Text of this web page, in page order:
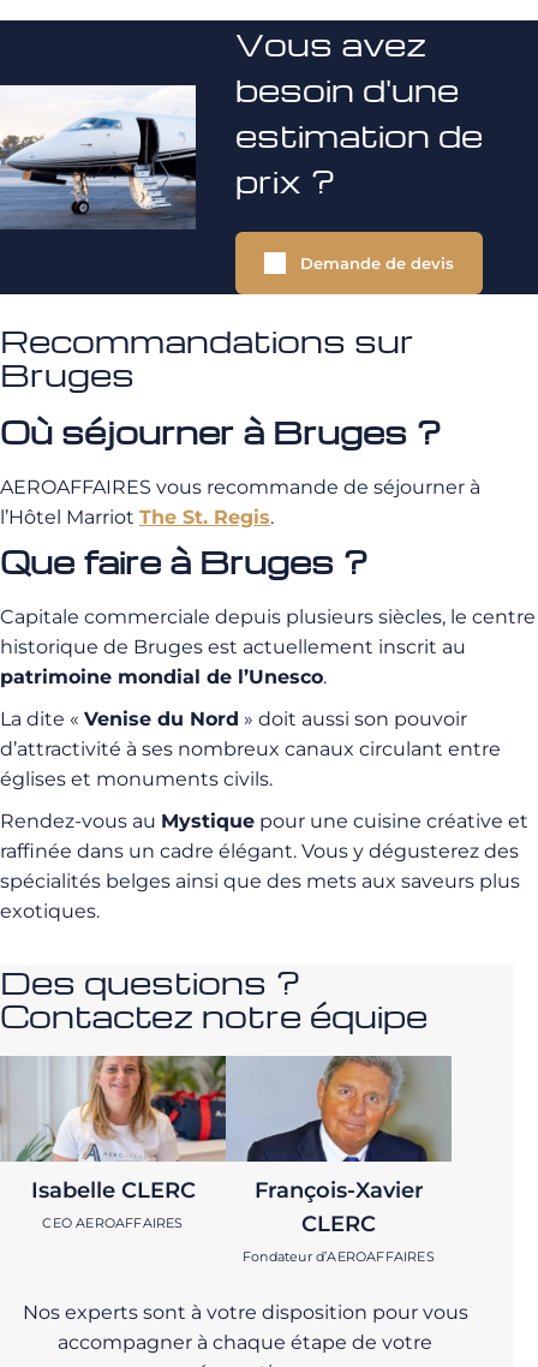
Vous avez
besoin d'une
estimation de
prix ?
Demande de devis
Recommandations sur
Bruges
Où séjourner à Bruges ?
AEROAFFAIRES vous recommande de séjourner à
l’Hôtel Marriot The St. Regis.
Que faire à Bruges ?
Capitale commerciale depuis plusieurs siècles, le centre
historique de Bruges est actuellement inscrit au
patrimoine mondial de l’Unesco.
La dite « Venise du Nord » doit aussi son pouvoir
d’attractivité à ses nombreux canaux circulant entre
églises et monuments civils.
Rendez-vous au Mystique pour une cuisine créative et
raffinée dans un cadre élégant. Vous y dégusterez des
spécialités belges ainsi que des mets aux saveurs plus
exotiques.
Des questions ?
Contactez notre équipe
Isabelle CLERC
CEO AEROAFFAIRES
François-Xavier
CLERC
Fondateur d’AEROAFFAIRES
Nos experts sont à votre disposition pour vous
accompagner à chaque étape de votre